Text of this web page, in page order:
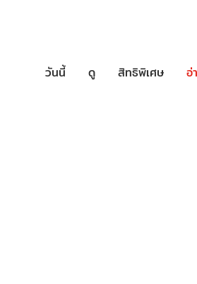
วันนี้ ดู สิทธิพิเศษ อ่